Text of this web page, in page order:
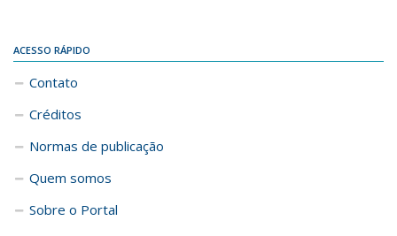
ACESSO RÁPIDO
Contato
Créditos
Normas de publicação
Quem somos
Sobre o Portal